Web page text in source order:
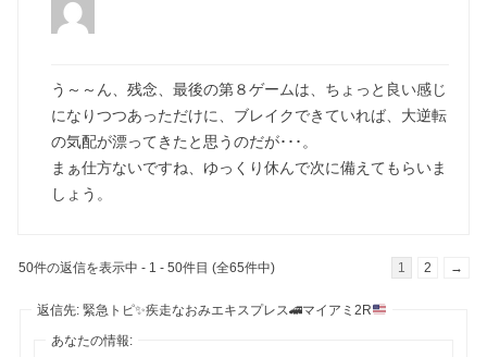
う～～ん、残念、最後の第８ゲームは、ちょっと良い感じ
になりつつあっただけに、ブレイクできていれば、大逆転
の気配が漂ってきたと思うのだが･･･。
まぁ仕方ないですね、ゆっくり休んで次に備えてもらいま
しょう。
50件の返信を表示中 - 1 - 50件目 (全65件中) 1 2 →
返信先: 緊急トピ✨疾走なおみエキスプレス🚄マイアミ2R
あなたの情報: